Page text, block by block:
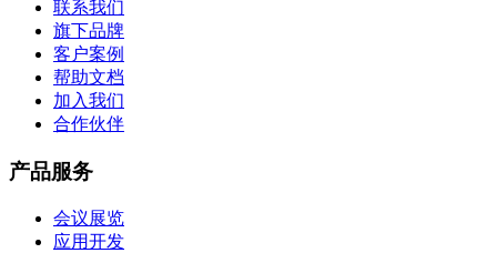
联系我们
旗下品牌
客户案例
帮助文档
加入我们
合作伙伴
产品服务
会议展览
应用开发